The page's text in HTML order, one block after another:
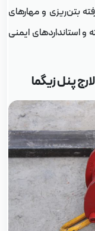
و مهارهای
ایمنی
پنل زیگما